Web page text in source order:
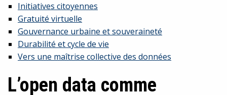
Initiatives citoyennes
Gratuité virtuelle
Gouvernance urbaine et souveraineté
Durabilité et cycle de vie
Vers une maîtrise collective des données
L’open data comme